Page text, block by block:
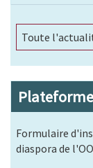
Toute
Formulaire
diaspora de